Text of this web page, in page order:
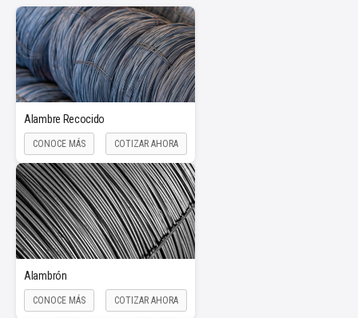
Alambre Recocido
CONOCE MÁS COTIZAR AHORA
Alambrón
CONOCE MÁS COTIZAR AHORA